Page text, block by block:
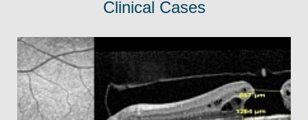
Clinical Cases